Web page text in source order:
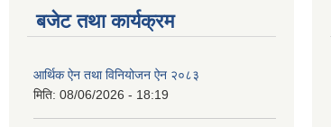
बजेट तथा कार्यक्रम
आर्थिक ऐन तथा विनियोजन ऐन २०८३
मिति: 08/06/2026 - 18:19